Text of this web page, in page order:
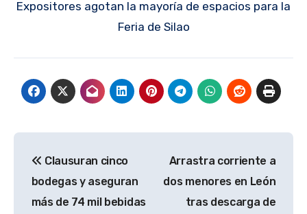
Expositores agotan la mayoría de espacios para la
Feria de Silao
de
entradas
Clausuran cinco
bodegas y aseguran
más de 74 mil bebidas
Arrastra corriente a
dos menores en León
tras descarga de